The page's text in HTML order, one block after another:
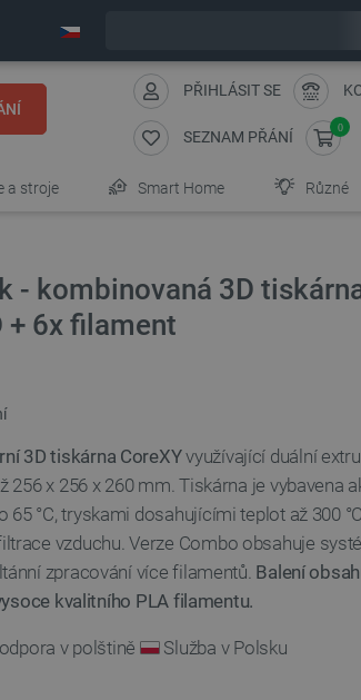
PŘIHLÁSIT SE
SEZNAM PŘÁNÍ
0
a stroje Smart Home Různé
- kombinovaná 3D
+ 6x filament
3D tiskárna CoreXYvyužívající duální
256 x 256 x 260 mm. Tiskárna je vybavena
°C, tryskami dosahujícími teplot až 300
vzduchu. Verze Combo obsahuje
zpracování více filamentů. Balení
kvalitního PLA filamentu.
v polštině Služba v Polsku